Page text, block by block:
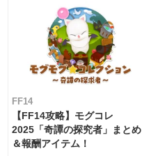
FF14
【FF14攻略】モグコレ
2025「奇譚の探究者」まとめ
＆報酬アイテム！